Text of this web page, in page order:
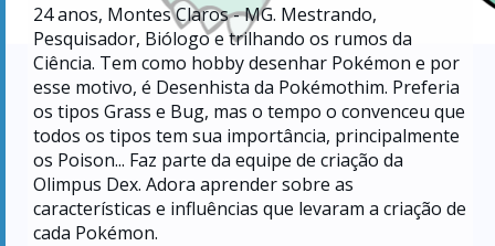
24anos, Montes Claros - MG. Mestrando,
Pesquisador, Biólogo e trilhando os rumos da
Ciência. Tem como hobby desenhar Pokémon e por
esse motivo, é Desenhista da Pokémothim. Preferia
os tipos Grass e Bug, mas o tempo o convenceu que
todos os tipos tem sua importância, principalmente
os Poison... Faz parte da equipe de criação da
Olimpus Dex. Adora aprender sobre as
características e influências que levaram a criação de
cada Pokémon.